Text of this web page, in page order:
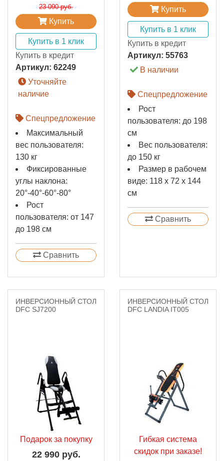
23 090 руб.
Купить
Купить в 1 клик
Купить в кредит
Артикул: 62249
Уточняйте
наличие
Спецпредложение
Максимальный
вес пользователя:
130 кг
Фиксированные
углы наклона:
20°-40°-60°-80°
Рост
пользователя: от 147
до 198 см
Сравнить
Купить
Купить в 1 клик
Купить в кредит
Артикул: 55763
В наличии
Спецпредложение
Рост
пользователя: до 198
см
Вес пользователя:
до 150 кг
Размер в рабочем
виде: 118 х 72 х 144
см
Сравнить
ИНВЕРСИОННЫЙ СТОЛ
DFC SJ7200
Подарок за покупку
22 990 руб.
ИНВЕРСИОННЫЙ СТОЛ
DFC LANDIA IT005
Гибкая система
скидок при заказе!